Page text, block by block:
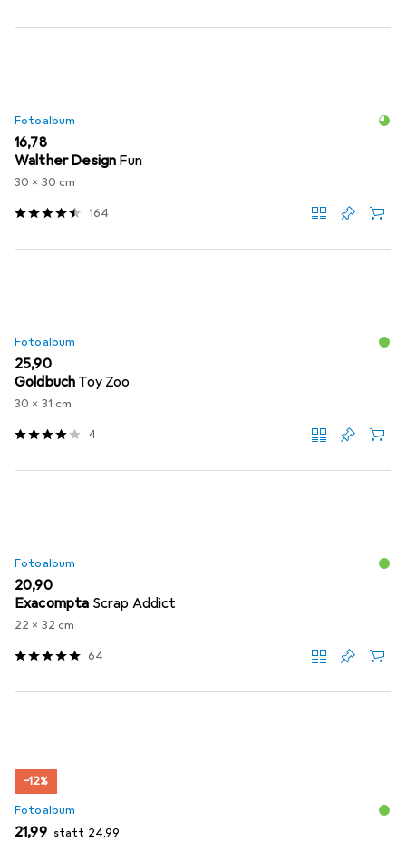
Fotoalbum
EUR
16,78
Walther Design Fun
30 x 30 cm
164
Fotoalbum
EUR
25,90
Goldbuch Toy Zoo
30 x 31 cm
4
Fotoalbum
EUR
20,90
Exacompta Scrap Addict
22 x 32 cm
64
−12%
Fotoalbum
EUR
21,99 statt EUR
24,99